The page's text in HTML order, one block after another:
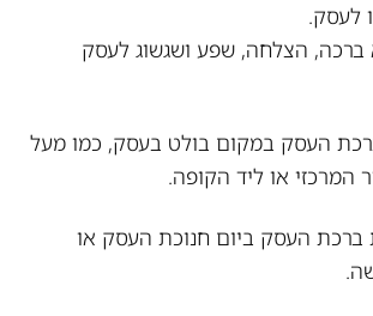
לעסק.
ברכה, הצלחה, שפע ושגשוג לעסק
העסק במקום בולט בעסק, כמו מעל
המרכזי או ליד הקופה.
העסק ביום חנוכת העסק או